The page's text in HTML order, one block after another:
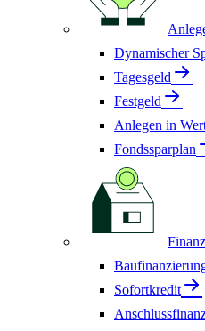
Dynamischer
Tagesgeld
Festgeld
Anlegen in
Fondssparplan
Sofortkredit